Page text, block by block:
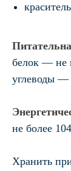
белок — не
углеводы —
не более
Хранить